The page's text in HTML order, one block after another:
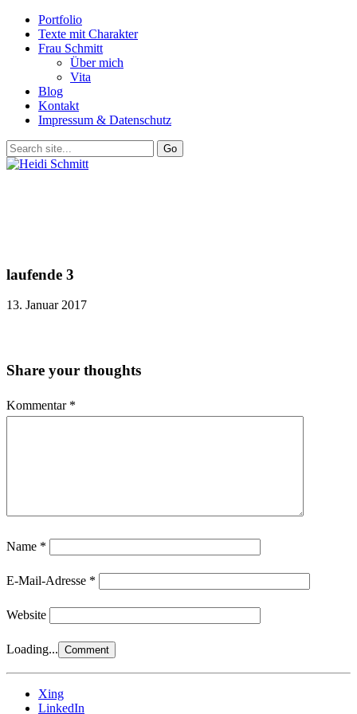
Portfolio
Texte mit Charakter
Frau Schmitt
Über mich
Vita
Blog
Kontakt
Impressum & Datenschutz
laufende 3
13. Januar 2017
Share your thoughts
Kommentar *
Name *
E-Mail-Adresse *
Website
Loading...
Xing
LinkedIn